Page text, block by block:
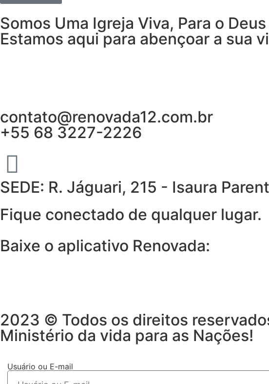
Somos Uma Igreja Viva, Para o
Estamos aqui para abençoar a sua
contato@renovada12.com.br
+55 68 3227-2226
SEDE: R. Jáguari, 215 - Isaura
Fique conectado de qualquer lugar.
Baixe o aplicativo Renovada:
2023 © Todos os direitos
Ministério da vida para as Nações!
Usuário ou E-mail